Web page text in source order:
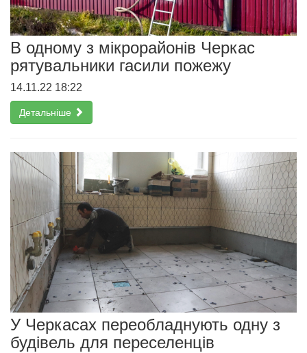
В одному з мікрорайонів Черкас
рятувальники гасили пожежу
14.11.22 18:22
Детальніше
У Черкасах переобладнують одну з
будівель для переселенців